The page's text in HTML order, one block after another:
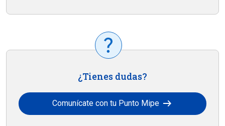
¿Tienes dudas?
Comunícate con tu Punto Mipe arrow_right_alt